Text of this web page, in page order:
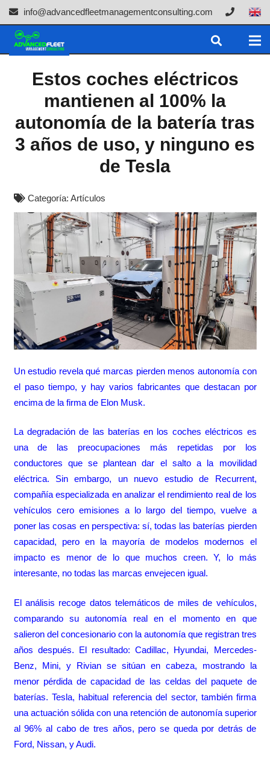
info@advancedfleetmanagementconsulting.com
Estos coches eléctricos
mantienen al 100% la
autonomía de la batería tras
3 años de uso, y ninguno es
de Tesla
Categoría: Artículos
Un estudio revela qué marcas pierden menos autonomía con
el paso tiempo, y hay varios fabricantes que destacan por
encima de la firma de Elon Musk.
La degradación de las baterías en los coches eléctricos es
una de las preocupaciones más repetidas por los
conductores que se plantean dar el salto a la movilidad
eléctrica. Sin embargo, un nuevo estudio de Recurrent,
compañía especializada en analizar el rendimiento real de los
vehículos cero emisiones a lo largo del tiempo, vuelve a
poner las cosas en perspectiva: sí, todas las baterías pierden
capacidad, pero en la mayoría de modelos modernos el
impacto es menor de lo que muchos creen. Y, lo más
interesante, no todas las marcas envejecen igual.
El análisis recoge datos telemáticos de miles de vehículos,
comparando su autonomía real en el momento en que
salieron del concesionario con la autonomía que registran tres
años después. El resultado: Cadillac, Hyundai, Mercedes-
Benz, Mini, y Rivian se sitúan en cabeza, mostrando la
menor pérdida de capacidad de las celdas del paquete de
baterías. Tesla, habitual referencia del sector, también firma
una actuación sólida con una retención de autonomía superior
al 96% al cabo de tres años, pero se queda por detrás de
Ford, Nissan, y Audi.